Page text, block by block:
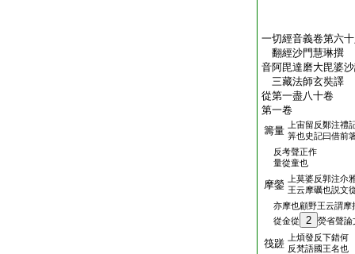
一切經音義卷第六
翻經沙門慧琳撰
音阿毘達磨大毘婆
三藏法師玄奘譯
從第一盡八十卷
第一卷
籌量
上宙留反鄭注禮
筭也史記曰借前
反考聲正作
量從童也
摩鎣
上莫婆反郭注尒
王云摩礪也説文
亦摩也顧野王云謂摩
從金從
2 熒省聲論
筏蹉
上煩發反下錯何
反梵語國王名也